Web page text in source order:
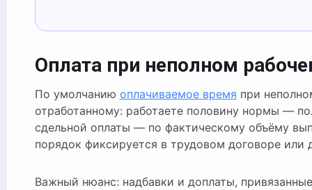
Оплата при неполном
По умолчанию оплачиваемое время при
отработанному: работаете половину нормы —
сдельной оплаты — по фактическому объёму
порядок фиксируется в трудовом договоре или
Важный нюанс: надбавки и доплаты,